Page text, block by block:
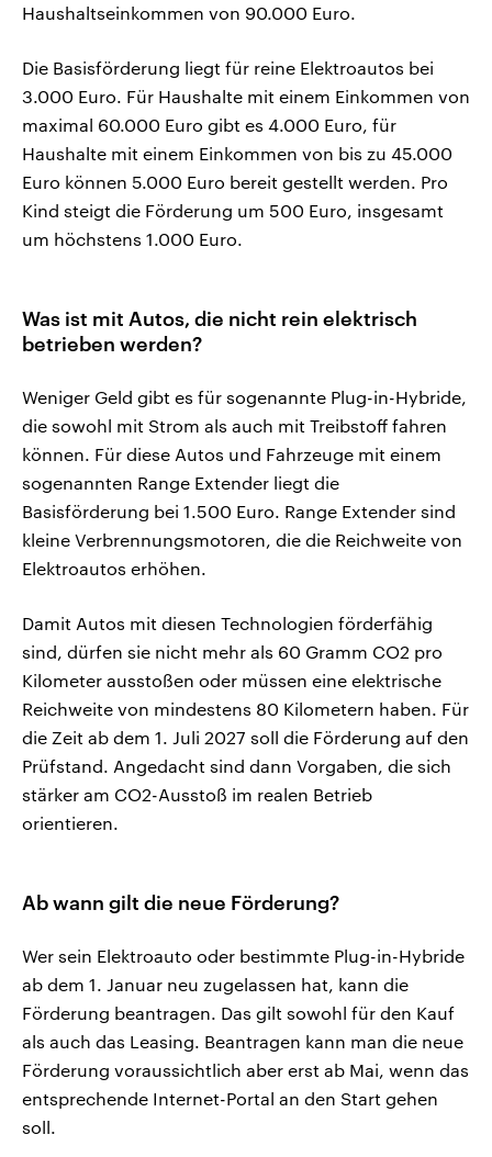
Haushaltseinkommen von 90.000 Euro.
Die Basisförderung liegt für reine Elektroautos bei
3.000 Euro. Für Haushalte mit einem Einkommen von
maximal 60.000 Euro gibt es 4.000 Euro, für
Haushalte mit einem Einkommen von bis zu 45.000
Euro können 5.000 Euro bereit gestellt werden. Pro
Kind steigt die Förderung um 500 Euro, insgesamt
um höchstens 1.000 Euro.
Was ist mit Autos, die nicht rein elektrisch
betrieben werden?
Weniger Geld gibt es für sogenannte Plug-in-Hybride,
die sowohl mit Strom als auch mit Treibstoff fahren
können. Für diese Autos und Fahrzeuge mit einem
sogenannten Range Extender liegt die
Basisförderung bei 1.500 Euro. Range Extender sind
kleine Verbrennungsmotoren, die die Reichweite von
Elektroautos erhöhen.
Damit Autos mit diesen Technologien förderfähig
sind, dürfen sie nicht mehr als 60 Gramm CO2 pro
Kilometer ausstoßen oder müssen eine elektrische
Reichweite von mindestens 80 Kilometern haben. Für
die Zeit ab dem 1. Juli 2027 soll die Förderung auf den
Prüfstand. Angedacht sind dann Vorgaben, die sich
stärker am CO2-Ausstoß im realen Betrieb
orientieren.
Ab wann gilt die neue Förderung?
Wer sein Elektroauto oder bestimmte Plug-in-Hybride
ab dem 1. Januar neu zugelassen hat, kann die
Förderung beantragen. Das gilt sowohl für den Kauf
als auch das Leasing. Beantragen kann man die neue
Förderung voraussichtlich aber erst ab Mai, wenn das
entsprechende Internet-Portal an den Start gehen
soll.